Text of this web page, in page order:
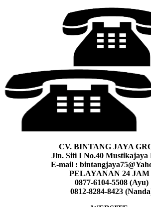
CV. BINTANG JAYA
Jln. Siti I No.40 Mustikajaya
E-mail :
PELAYANAN 24 JAM
0877-6104-5508 (Ayu)
0812-8284-8423